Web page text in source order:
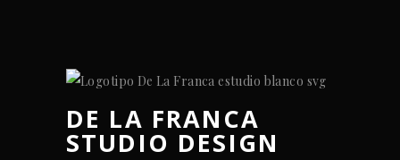
DE LA FRANCA
STUDIO DESIGN